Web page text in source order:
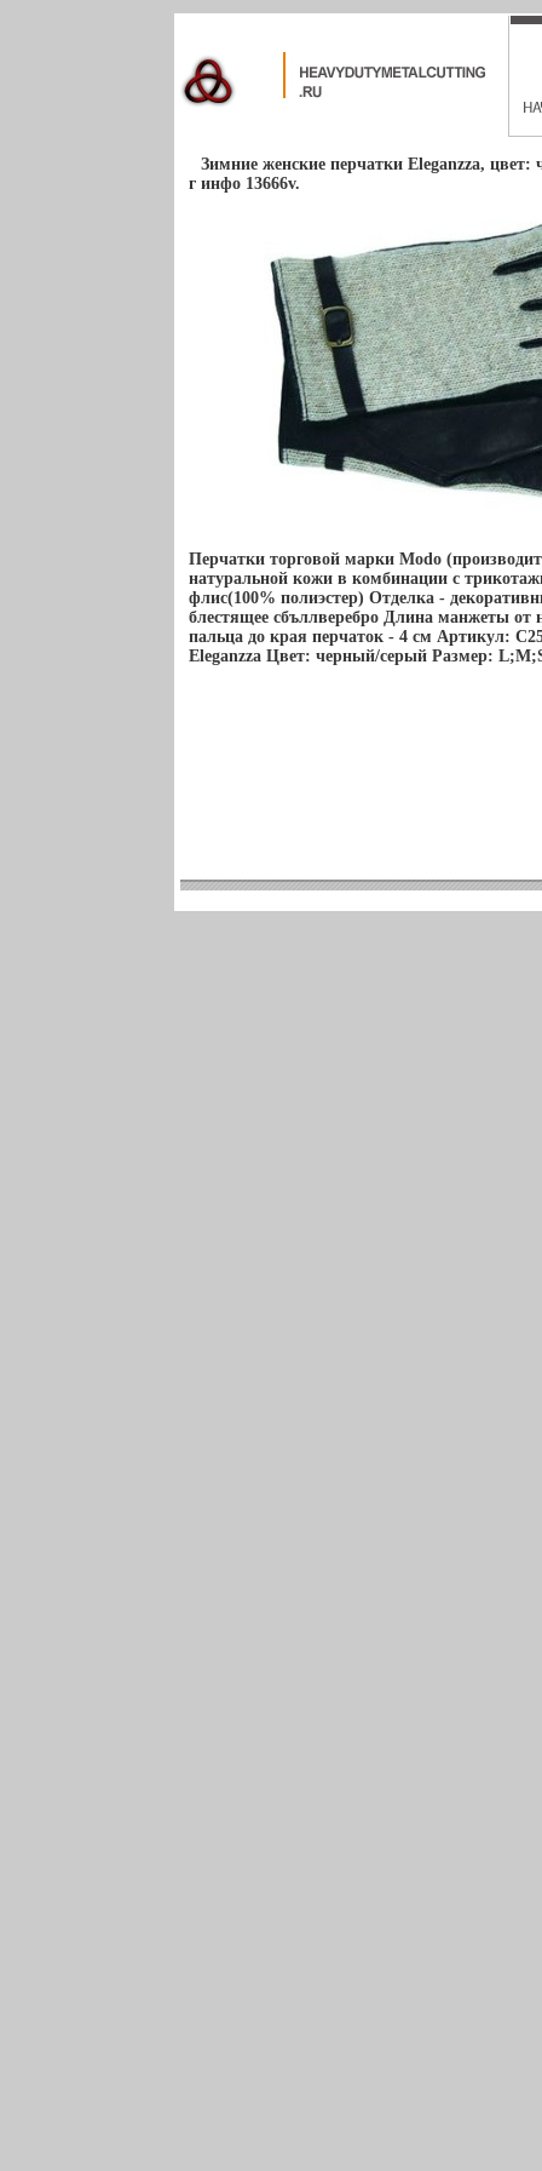
Зимние женские перчатки Eleganzza, цвет:
г инфо 13666v.
Перчатки торговой марки Modo
натуральной кожи в комбинации с
флис(100% полиэстер) Отделка -
блестящее сбъллверебро Длина манжеты от
пальца до края перчаток - 4 см Артикул:
Eleganzza Цвет: черный/серый Размер: